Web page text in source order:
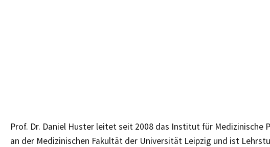
Prof. Dr. Daniel Huster leitet seit 2008 das Institut für Medizinische
an der Medizinischen Fakultät der Universität Leipzig und ist